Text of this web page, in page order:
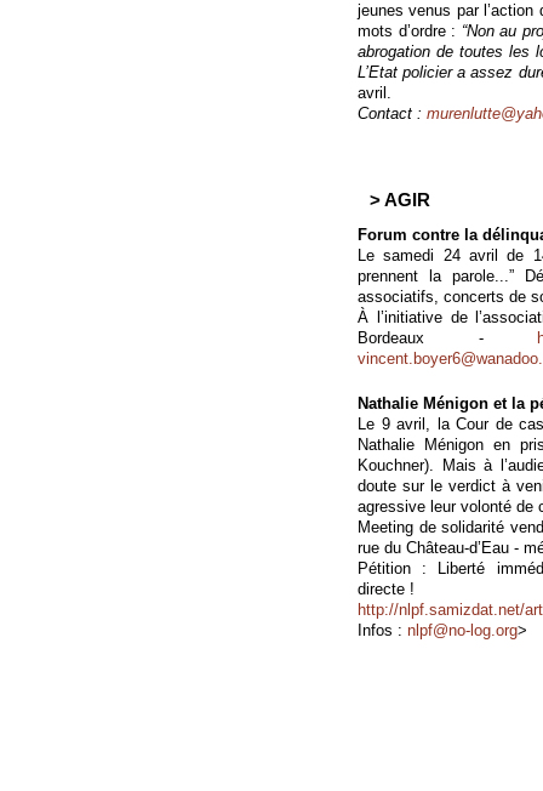
jeunes venus par
mots d’ordre : “Non au
abrogation de toutes les
L’Etat policier a assez
avril.
Contact :
> AGIR
Forum contre la
Le samedi 24 avril de
prennent la parole...”
associatifs, concerts de
À l’initiative de
Bordeaux -
Nathalie Ménigon et la
Le 9 avril, la Cour de
Nathalie Ménigon en
Kouchner). Mais à
doute sur le verdict à
agressive leur volonté de
Meeting de solidarité
rue du Château-d’Eau -
Pétition : Liberté
directe !
http://nlpf.samizdat.net/
Infos : nlpf@no-log.org>